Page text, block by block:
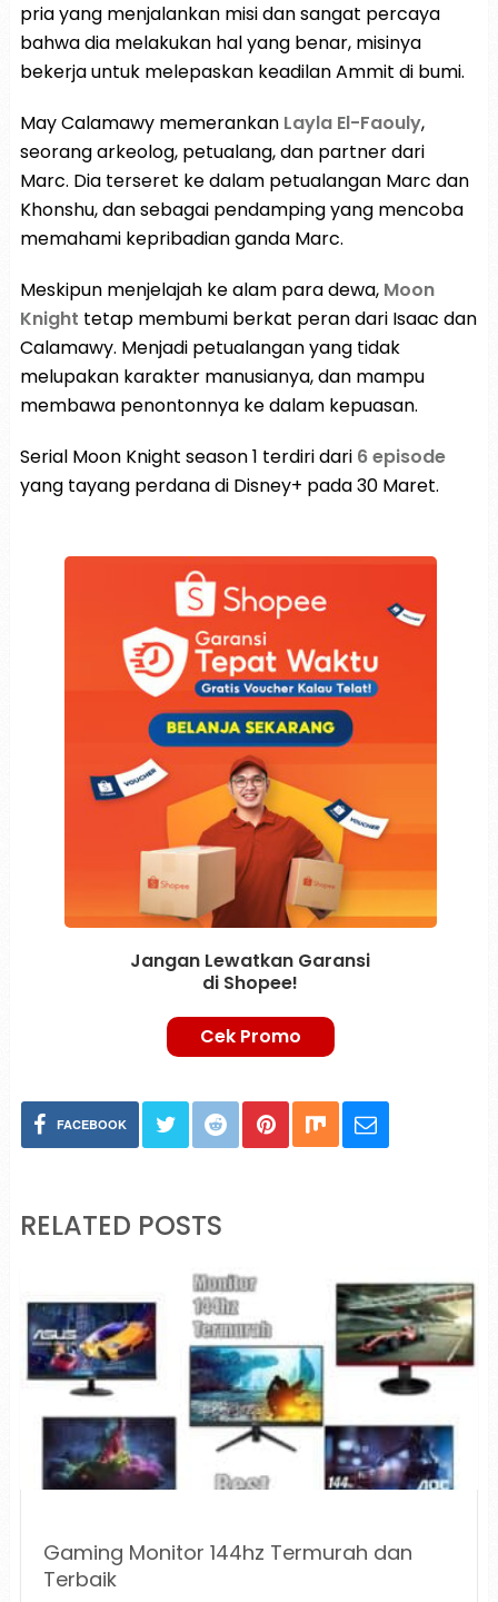
pria yang menjalankan misi dan sangat percaya
bahwa dia melakukan hal yang benar, misinya
bekerja untuk melepaskan keadilan Ammit di bumi.
May Calamawy memerankan Layla El-Faouly,
seorang arkeolog, petualang, dan partner dari
Marc. Dia terseret ke dalam petualangan Marc dan
Khonshu, dan sebagai pendamping yang mencoba
memahami kepribadian ganda Marc.
Meskipun menjelajah ke alam para dewa, Moon
Knight tetap membumi berkat peran dari Isaac dan
Calamawy. Menjadi petualangan yang tidak
melupakan karakter manusianya, dan mampu
membawa penontonnya ke dalam kepuasan.
Serial Moon Knight season 1 terdiri dari 6 episode
yang tayang perdana di Disney+ pada 30 Maret.
Jangan Lewatkan Garansi
di Shopee!
Cek Promo
FACEBOOK
RELATED POSTS
Gaming Monitor 144hz Termurah dan
Terbaik